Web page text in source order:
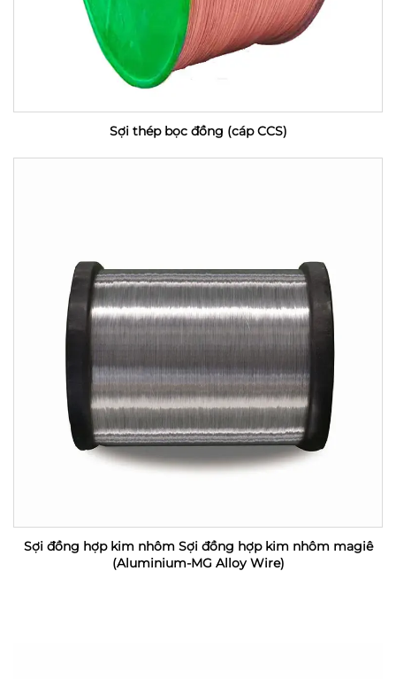
Sợi thép bọc đồng (cáp CCS)
Sợi đồng hợp kim nhôm Sợi đồng hợp kim nhôm magiê
(Aluminium-MG Alloy Wire)